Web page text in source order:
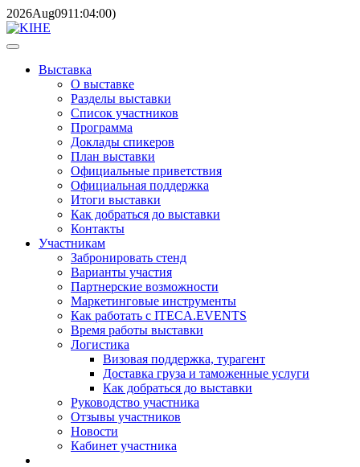
2026Aug0911:04:00)
Выставка
О выставке
Разделы выставки
Список участников
Программа
Доклады спикеров
План выставки
Официальные приветствия
Официальная поддержка
Итоги выставки
Как добраться до выставки
Контакты
Участникам
Забронировать стенд
Варианты участия
Партнерские возможности
Маркетинговые инструменты
Как работать с ITECA.EVENTS
Время работы выставки
Логистика
Визовая поддержка, турагент
Доставка груза и таможенные услуги
Как добраться до выставки
Руководство участника
Отзывы участников
Новости
Кабинет участника